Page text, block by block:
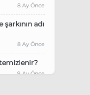
8 Ay Önce
adı
8 Ay Önce
9 Ay Önce